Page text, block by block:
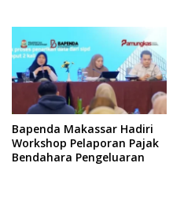
Bapenda Makassar Hadiri
Workshop Pelaporan Pajak
Bendahara Pengeluaran